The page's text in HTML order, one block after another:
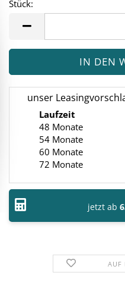
Stück:
unser
Laufzeit
48 Monate
54 Monate
60 Monate
72 Monate
jetzt ab
AUF